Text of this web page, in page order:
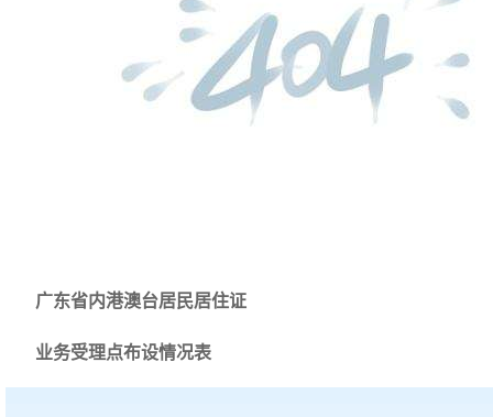
广东省内港澳台居民居住证
业务受理点布设情况表